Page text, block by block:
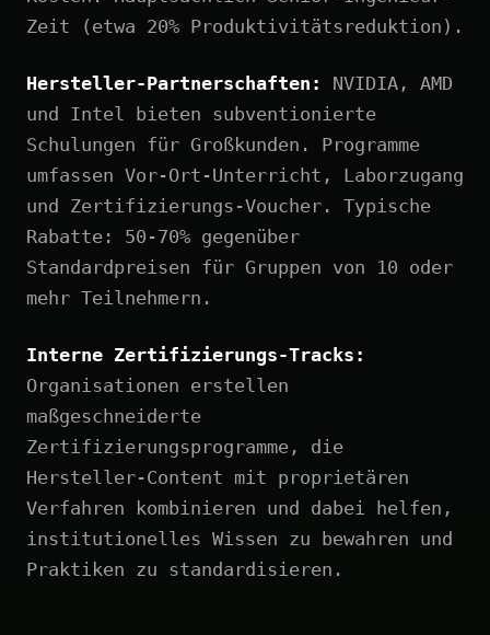
Zeit (etwa 20% Produktivitätsreduktion).
Hersteller-Partnerschaften:
NVIDIA, AMD
und Intel bieten subventionierte
Schulungen für Großkunden. Programme
umfassen Vor-Ort-Unterricht, Laborzugang
und Zertifizierungs-Voucher. Typische
Rabatte: 50-70% gegenüber
Standardpreisen für Gruppen von 10 oder
mehr Teilnehmern.
Interne Zertifizierungs-Tracks:
Organisationen erstellen
maßgeschneiderte
Zertifizierungsprogramme, die
Hersteller-Content mit proprietären
Verfahren kombinieren und dabei helfen,
institutionelles Wissen zu bewahren und
Praktiken zu standardisieren.